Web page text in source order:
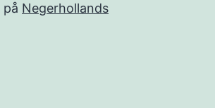
på Negerhollands